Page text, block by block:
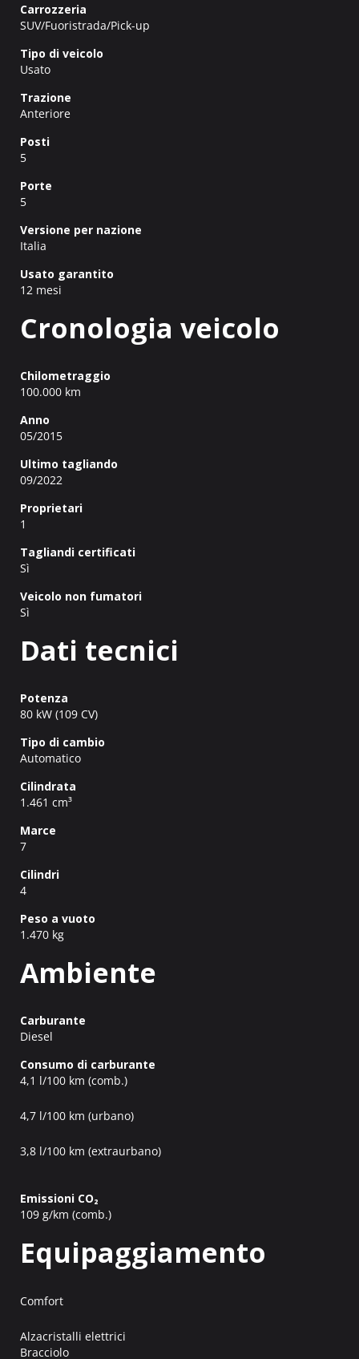
Carrozzeria
SUV/Fuoristrada/Pick-up
Tipo di veicolo
Usato
Trazione
Anteriore
Posti
5
Porte
5
Versione per nazione
Italia
Usato garantito
12 mesi
Cronologia veicolo
Chilometraggio
100.000 km
Anno
05/2015
Ultimo tagliando
09/2022
Proprietari
1
Tagliandi certificati
Sì
Veicolo non fumatori
Sì
Dati tecnici
Potenza
80 kW (109 CV)
Tipo di cambio
Automatico
Cilindrata
1.461 cm³
Marce
7
Cilindri
4
Peso a vuoto
1.470 kg
Ambiente
Carburante
Diesel
Consumo di carburante
4,1 l/100 km (comb.)
4,7 l/100 km (urbano)
3,8 l/100 km (extraurbano)
Emissioni CO₂
109 g/km (comb.)
Equipaggiamento
Comfort
Alzacristalli elettrici
Bracciolo